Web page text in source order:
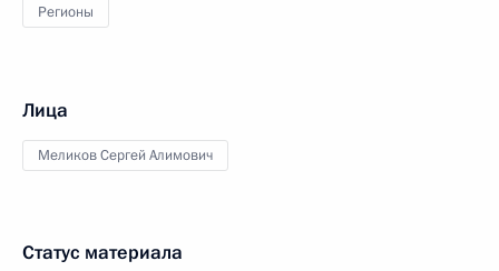
Регионы
Лица
Меликов Сергей Алимович
Статус материала